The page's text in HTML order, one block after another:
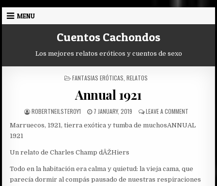
Skip
MENU
Cuentos Cachondos
Los mejores relatos eróticos y cuentos de sexo
POSTED
FANTASIAS ERÓTICAS RELATOS
Annual 1921
AUTHOR:
ROBERTNEILSTEROY1
PUBLISHED
7 JANUARY, 2019 LEAVE A COMMENTON
1921
Marruecos, 1921, tierra exótica y tumba de muchosANNUAL
1921
Un relato de Charles Champ dÂŽHiers
Todo en la habitación era calma y quietud: la vieja cama, que
parecía dormir al compás pausado de nuestras respiraciones